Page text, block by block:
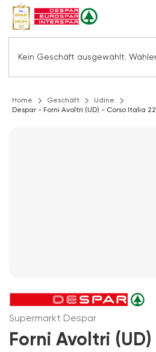
Home Geschäft
Udine
Despar - Forni Avoltri (UD) - Corso Italia 22
Supermarkt Despar
Forni Avoltri (UD)